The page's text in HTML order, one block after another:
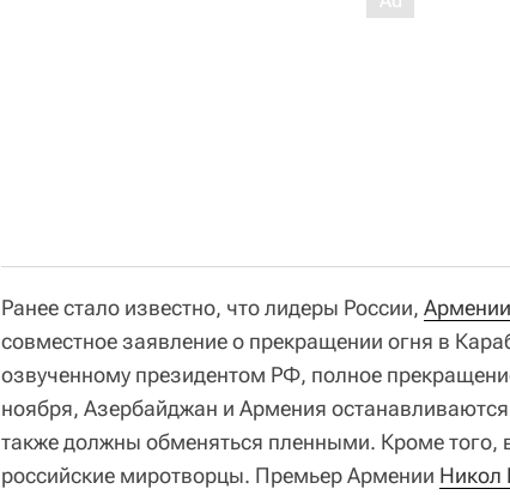
Ранее стало известно, что лидеры России, Армении
совместное заявление о прекращении огня в
озвученному президентом РФ, полное
ноября, Азербайджан и Армения
также должны обменяться пленными. Кроме того,
российские миротворцы. Премьер Армении Никол